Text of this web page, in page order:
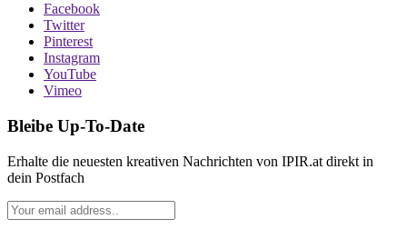
Facebook
Twitter
Pinterest
Instagram
YouTube
Vimeo
Bleibe Up-To-Date
Erhalte die neuesten kreativen Nachrichten von IPIR.at direkt in
dein Postfach